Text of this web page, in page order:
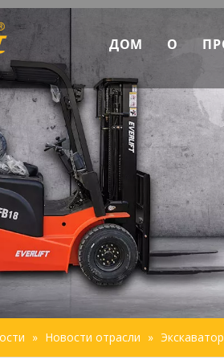
ДОМ О
» Новости отрасли »